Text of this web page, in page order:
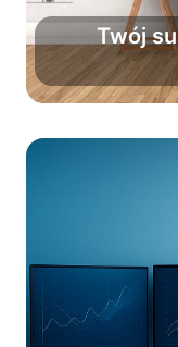
Twój
Zwiększ